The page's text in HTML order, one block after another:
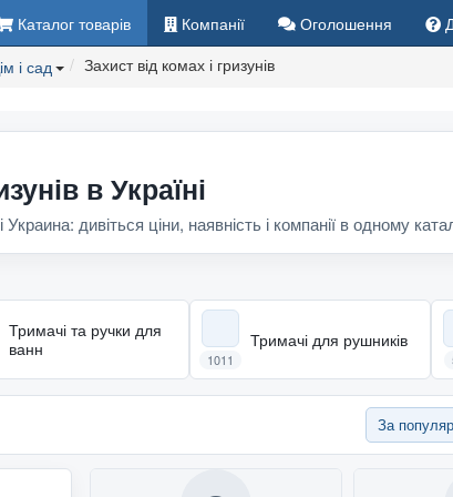
Каталог товарів Компанії Оголошення
і сад Захист від комах і гризунів
в Україні
дивіться ціни, наявність і компанії в одному
Тримачі та ручки для
ванн
Тримачі для рушників
1011
За